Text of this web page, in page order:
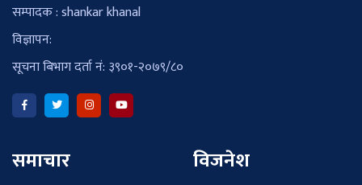
सम्पादक : shankar khanal
विज्ञापन:
सूचना बिभाग दर्ता नं: ३९०१-२०७९/८०
समाचार विजनेश